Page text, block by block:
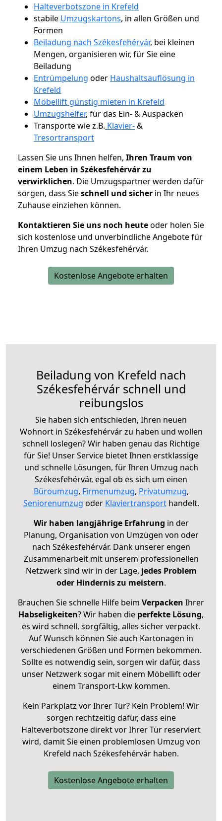
Halteverbotszone in Krefeld
stabile Umzugskartons, in allen Größen und
Formen
Beiladung nach Székesfehérvár, bei kleinen
Mengen, organisieren wir, für Sie eine
Beiladung
Entrümpelung oder Haushaltsauflösung in
Krefeld
Möbellift günstig mieten in Krefeld
Umzugshelfer, für das Ein- & Auspacken
Transporte wie z.B. Klavier-&
Tresortransport
Lassen Sie uns Ihnen helfen, Ihren Traum von
einem Leben in Székesfehérvár zu
verwirklichen. Die Umzugspartner werden dafür
sorgen, dass Sieschnell und sicher in Ihr neues
Zuhause einziehen können.
Kontaktieren Sie uns noch heuteoder holen Sie
sich kostenlose und unverbindliche Angebote für
Ihren Umzug nach Székesfehérvár.
Kostenlose Angebote erhalten
Beiladung von Krefeld nach
Székesfehérvár schnell und
reibungslos
Sie haben sich entschieden, Ihren neuen
Wohnort in Székesfehérvár zu haben und wollen
schnell loslegen? Wir haben genau das Richtige
für Sie! Unser Service bietet Ihnen erstklassige
und schnelle Lösungen, für Ihren Umzug nach
Székesfehérvár, egal ob es sich um einen
Büroumzug, Firmenumzug, Privatumzug,
Seniorenumzug oder Klaviertransporthandelt.
Wir haben langjährige Erfahrung in der
Planung, Organisation von Umzügen von oder
nach Székesfehérvár. Dank unserer engen
Zusammenarbeit mit unserem professionellen
Netzwerk sind wir in der Lage, jedes Problem
oder Hindernis zu meistern.
Brauchen Sie schnelle Hilfe beim Verpacken Ihrer
Habseligkeiten? Wir haben die perfekte Lösung,
es wird schnell, sorgfältig, alles sicher verpackt.
Auf Wunsch können Sie auch Kartonagen in
verschiedenen Größen und Formen bekommen.
Sollte es notwendig sein, sorgen wir dafür, dass
unser Netzwerk sogar mit einem Möbellift oder
einem Transport-Lkw kommen.
Kein Parkplatz vor Ihrer Tür? Kein Problem! Wir
sorgen rechtzeitig dafür, dass eine
Halteverbotszone direkt vor Ihrer Tür reserviert
wird, damit Sie einen problemlosen Umzug von
Krefeld nach Székesfehérvár haben.
Kostenlose Angebote erhalten